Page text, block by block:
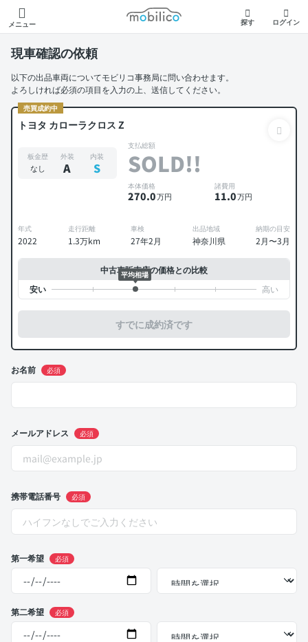
メニュー
モビリコ
探す ログイン
現車確認の依頼
以下の出品車両についてモビリコ事務局に問い合わせます。
よろしければ必須の項目を入力の上、送信してください。
売買成約中
トヨタ カローラクロス Z
板金歴
なし
外装
A
内装
S
支払総額
SOLD!!
本体価格
270.0万円
諸費用
11.0万円
年式
2022
走行距離
1.3万km
車検
27年2月
出品地域
神奈川県
納期の目安
2月〜3月
中古車販売店の価格との比較
平均相場
すでに成約済です
お名前 必須
メールアドレス 必須
携帯電話番号 必須
第一希望 必須
第二希望 必須